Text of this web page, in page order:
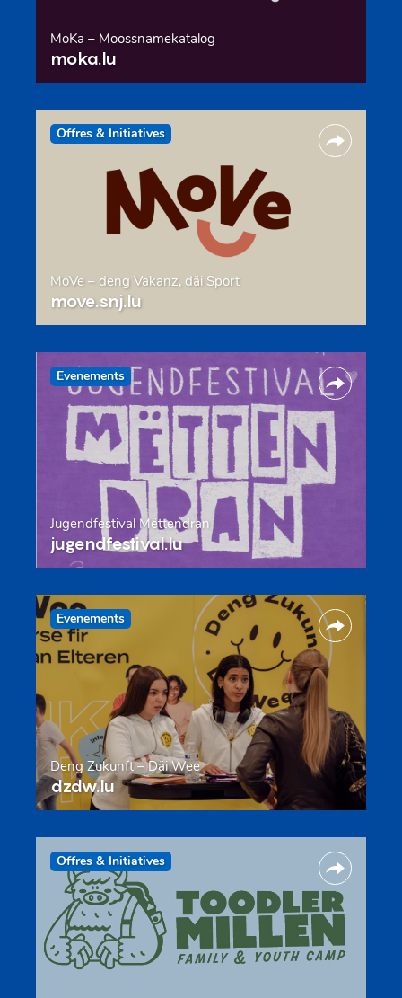
MoKa – Moossnamekatalog
moka.lu
Offres & Initiatives
MoVe – deng Vakanz, däi Sport
move.snj.lu
Evenements
Jugendfestival Mëttendran
jugendfestival.lu
Evenements
Deng Zukunft – Däi Wee
dzdw.lu
Offres & Initiatives